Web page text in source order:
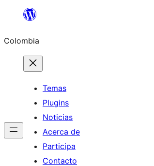
Saltar
contenido
Colombia
Temas
Plugins
Noticias
Acerca de
Participa
Contacto